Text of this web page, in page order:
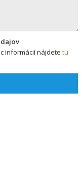
informácií nájdete tu